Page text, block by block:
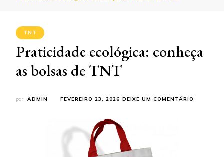
TNT
Praticidade ecológica: conheça
as bolsas de TNT
por ADMIN FEVEREIRO 23, 2026 DEIXE UM COMENTÁRIO